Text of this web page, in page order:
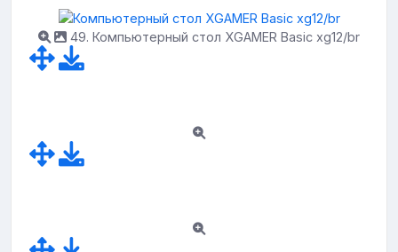
49. Компьютерный стол XGAMER Basic xg12/br